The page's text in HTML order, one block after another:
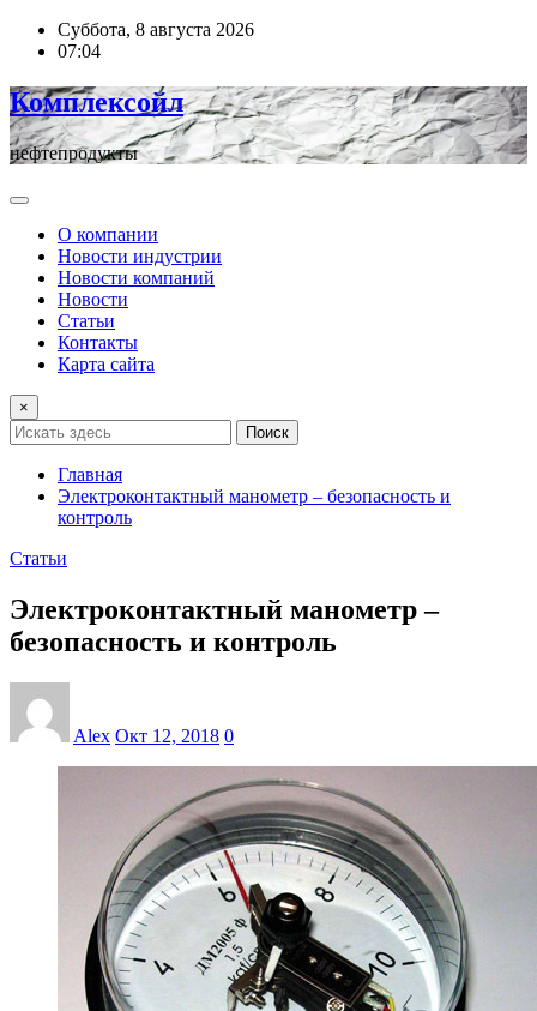
ПерейтиСуббота, 8 августа 2026
07:04
Комплексойл
нефтепродукты
О компании
Новости индустрии
Новости компаний
Новости
Статьи
Контакты
Карта сайта
×
Поиск
Главная
Электроконтактный манометр – безопасность и
контроль
Статьи
Электроконтактный манометр –
безопасность и контроль
Alex Окт 12, 2018 0